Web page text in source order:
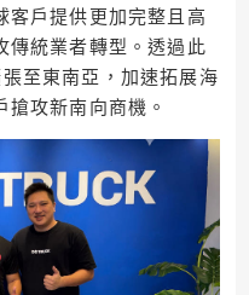
客戶提供更加完整且高
傳統業者轉型。透過此
至東南亞，加速拓展海
攻新南向商機。